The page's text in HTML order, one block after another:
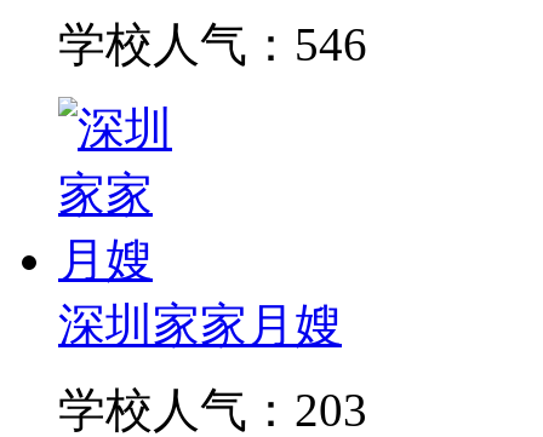
学校人气：546
深圳家家月嫂
学校人气：203